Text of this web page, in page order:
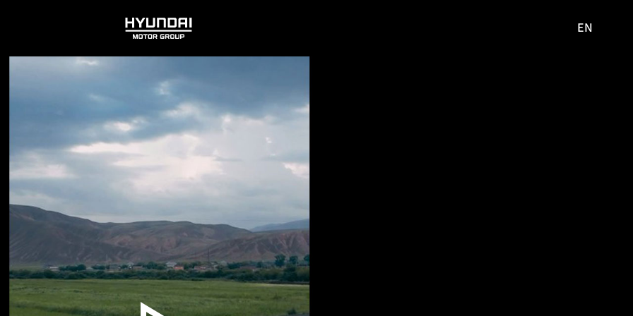
HYUNDAI
MOTOR
EN